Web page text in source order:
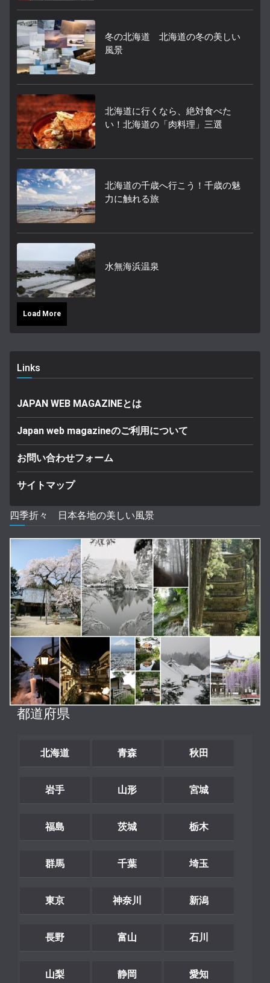
冬の北海道 北海道の冬の美しい
風景
北海道に行くなら、絶対食べた
い！北海道の「肉料理」三選
北海道の千歳へ行こう！千歳の魅
力に触れる旅
水無海浜温泉
Load More
Links
JAPAN WEB MAGAZINEとは
Japan web magazineのご利用について
お問い合わせフォーム
サイトマップ
四季折々 日本各地の美しい風景
都道府県
北海道 青森 秋田
岩手 山形 宮城
福島 茨城 栃木
群馬 千葉 埼玉
東京 神奈川 新潟
長野 富山 石川
山梨 静岡 愛知